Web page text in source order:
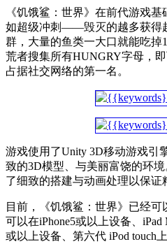
《饥饿鲨：世界》在前代游戏
如超级冲刺——毁灭的越多获得
群，大量的鱼类一大口就能吃掉
荒者搜集所有HUNGRY字母，
占据社交网络的第一名。
游戏使用了Unity 3D移动游戏引
致的3D模型、与美丽富饶的环
了细致的搭建与动画处理以保证
目前，《饥饿鲨：世界》已经可
可以在iPhone5或以上设备、
或以上设备、第六代 iPod touch上